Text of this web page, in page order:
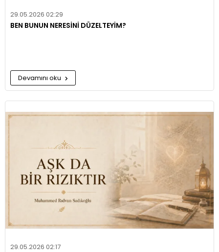
29.05.2026 02:29
BEN BUNUN NERESİNİ DÜZELTEYİM?
Devamını oku
29.05.2026 02:17